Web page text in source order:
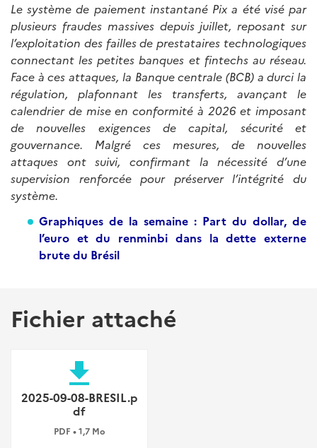
Le système de paiement instantané Pix a été visé par
plusieurs fraudes massives depuis juillet, reposant sur
l’exploitation des failles de prestataires technologiques
connectant les petites banques et fintechs au réseau.
Face à ces attaques, la Banque centrale (BCB) a durci la
régulation, plafonnant les transferts, avançant le
calendrier de mise en conformité à 2026 et imposant
de nouvelles exigences de capital, sécurité et
gouvernance. Malgré ces mesures, de nouvelles
attaques ont suivi, confirmant la nécessité d’une
supervision renforcée pour préserver l’intégrité du
système.
Graphiques de la semaine : Part du dollar, de
l’euro et du renminbi dans la dette externe
brute du Brésil
Fichier attaché
file_download
2025-09-08-BRESIL.p
df
PDF • 1,7 Mo